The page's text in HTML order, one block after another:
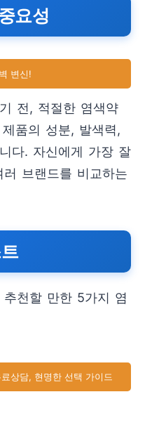
요성
변신!
전, 적절한 염색약
품의 성분, 발색력,
다. 자신에게 가장 잘
브랜드를 비교하는
천할 만한 5가지 염
상담, 현명한 선택 가이드